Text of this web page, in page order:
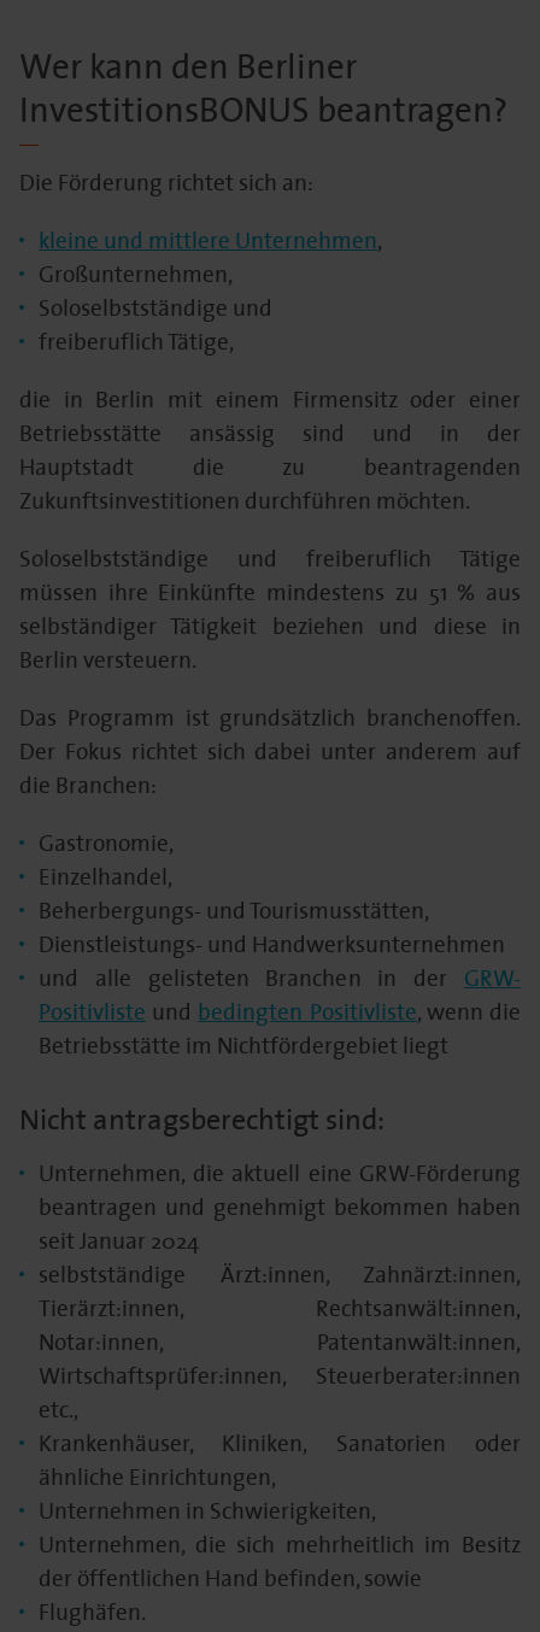
Wer kann den Berliner
InvestitionsBONUS beantragen?
Die Förderung richtet sich an:
kleine und mittlere Unternehmen,
Großunternehmen,
Soloselbstständige und
freiberuflich Tätige,
die in Berlin mit einem Firmensitz oder einer
Betriebsstätte ansässig sind und in der
Hauptstadt die zu beantragenden
Zukunftsinvestitionen durchführen möchten.
Soloselbstständige und freiberuflich Tätige
müssen ihre Einkünfte mindestens zu 51 % aus
selbständiger Tätigkeit beziehen und diese in
Berlin versteuern.
Das Programm ist grundsätzlich branchenoffen.
Der Fokus richtet sich dabei unter anderem auf
die Branchen:
Gastronomie,
Einzelhandel,
Beherbergungs- und Tourismusstätten,
Dienstleistungs- und Handwerksunternehmen
und alle gelisteten Branchen in der GRW-
Positivliste undbedingten Positivliste, wenn die
Betriebsstätte im Nichtfördergebiet liegt
Nicht antragsberechtigt sind:
Unternehmen, die aktuell eine GRW-Förderung
beantragen und genehmigt bekommen haben
seit Januar 2024
selbstständige Ärzt:innen, Zahnärzt:innen,
Tierärzt:innen, Rechtsanwält:innen,
Notar:innen, Patentanwält:innen,
Wirtschaftsprüfer:innen, Steuerberater:innen
etc.,
Krankenhäuser, Kliniken, Sanatorien oder
ähnliche Einrichtungen,
Unternehmen in Schwierigkeiten,
Unternehmen, die sich mehrheitlich im Besitz
der öffentlichen Hand befinden, sowie
Flughäfen.